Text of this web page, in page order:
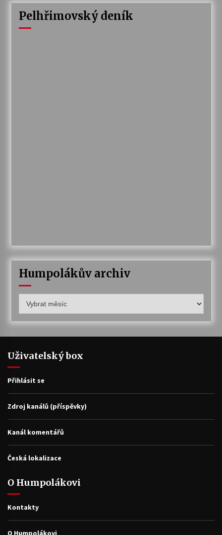
Pelhřimovský deník
Humpolákův archiv
archiv
Uživatelský box
Přihlásit se
Zdroj kanálů (příspěvky)
Kanál komentářů
Česká lokalizace
O Humpolákovi
Kontakty
O Humpolákovi